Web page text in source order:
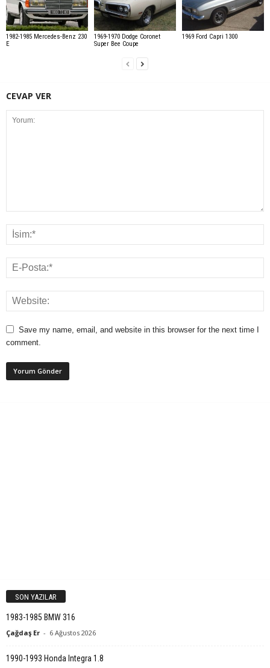
1982-1985 Mercedes-Benz 230
E
1969-1970 Dodge Coronet
Super Bee Coupe
1969 Ford Capri 1300
CEVAP VER
Save my name, email, and website in this browser for the next time I
comment.
SON YAZILAR
1983-1985 BMW 316
Çağdaş Er - 6 Ağustos 2026
1990-1993 Honda Integra 1.8